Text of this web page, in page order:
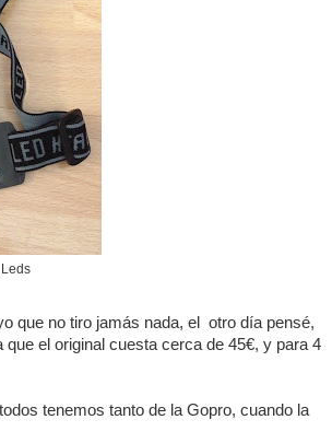
que no tiro jamás nada, el otro día pensé,
el original cuesta cerca de 45€, y para 4
tenemos tanto de la Gopro, cuando la